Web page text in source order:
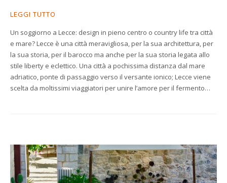
LEGGI TUTTO
Un soggiorno a Lecce: design in pieno centro o country life tra città
e mare? Lecce è una città meravigliosa, per la sua architettura, per
la sua storia, per il barocco ma anche per la sua storia legata allo
stile liberty e eclettico. Una città a pochissima distanza dal mare
adriatico, ponte di passaggio verso il versante ionico; Lecce viene
scelta da moltissimi viaggiatori per unire l’amore per il fermento…